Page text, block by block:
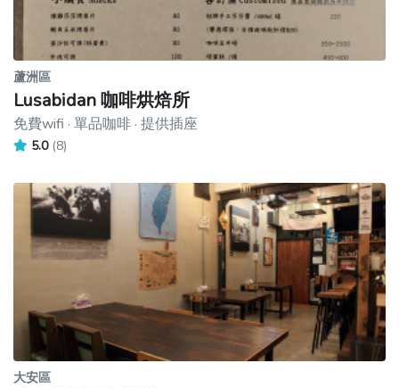
蘆洲區
Lusabidan 咖啡烘焙所
免費wifi · 單品咖啡 · 提供插座
5.0 (8)
大安區